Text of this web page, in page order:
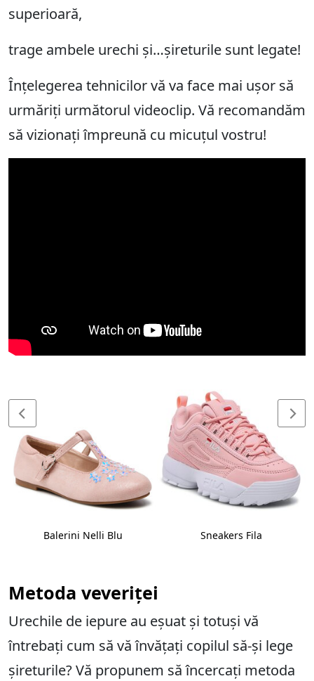
superioară,
trage ambele urechi și…șireturile sunt legate!
Înțelegerea tehnicilor vă va face mai ușor să
urmăriți următorul videoclip. Vă recomandăm
să vizionați împreună cu micuțul vostru!
Balerini Nelli Blu Sneakers Fila
Metoda veveriței
Urechile de iepure au eșuat și totuși vă
întrebați cum să vă învățați copilul să-și lege
șireturile? Vă propunem să încercați metoda